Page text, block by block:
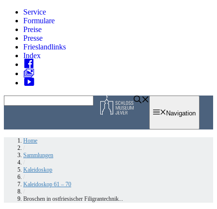
Zum
Inhalt
springen
Service
Formulare
Preise
Presse
Frieslandlinks
Index
to
Navigation
Home
Sammlungen
Kaleidoskop
Kaleidoskop 61 – 70
Broschen in ostfriesischer Filigrantechnik...